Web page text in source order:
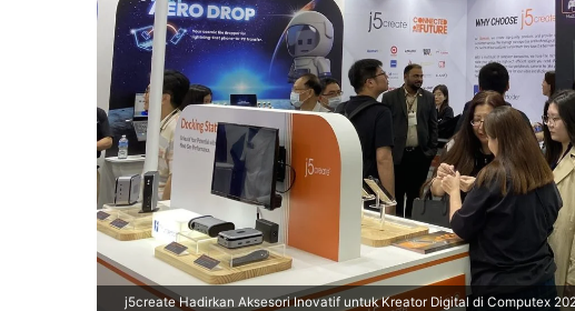
j5create Hadirkan Aksesori Inovatif untuk Kreator Digital di Computex